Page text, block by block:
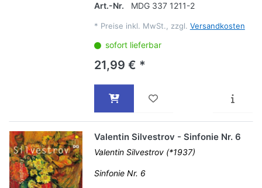
Art.-Nr.
MDG 337 1211-2
* Preise inkl. MwSt., zzgl. Versandkosten
sofort lieferbar
21,99 € *
Valentin Silvestrov - Sinfonie Nr. 6
Valentin Silvestrov (*1937)
Sinfonie Nr. 6